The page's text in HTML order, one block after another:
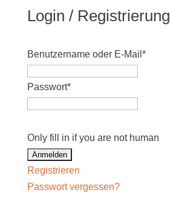
Login / Registrierung
Benutzername oder E-Mail *
Passwort*
Only fill in if you are not human
Registrieren
Passwort vergessen?